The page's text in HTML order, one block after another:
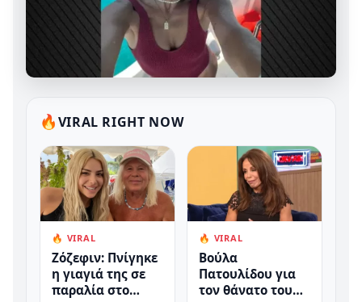
VIRAL RIGHT NOW
🔥 VIRAL
Ζόζεφιν: Πνίγηκε
η γιαγιά της σε
παραλία στο
🔥 VIRAL
Βούλα
Πατουλίδου για
τον θάνατο του